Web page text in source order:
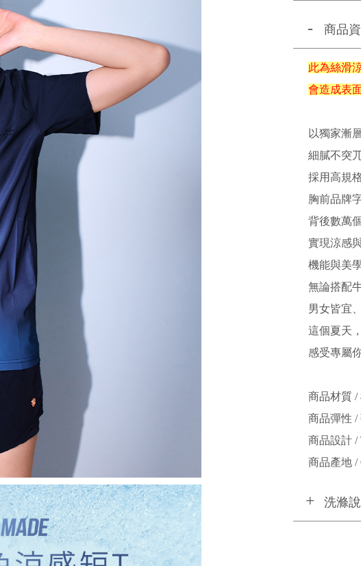
商品
此為絲滑
會造成表
以獨家漸
細膩不突
採用高規
胸前品牌
背後數萬
實現涼感
機能與美
無論搭配
男女皆宜
這個夏天
感受專屬
商品材質 /
商品彈性 /
商品設計 /
商品產地 /
洗滌